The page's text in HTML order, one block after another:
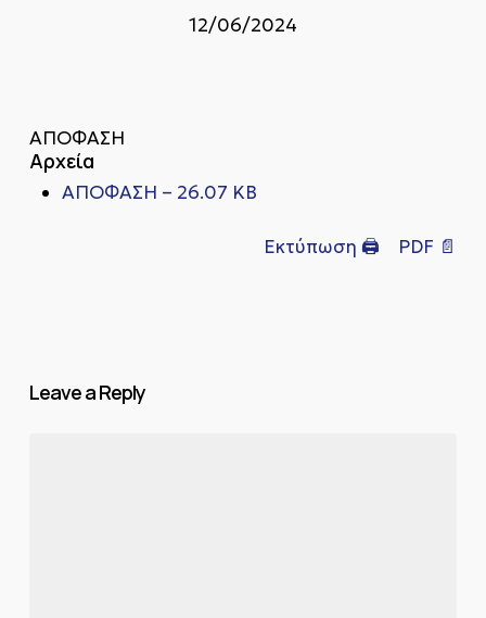
12/06/2024
ΑΠΟΦΑΣΗ
Αρχεία
ΑΠΟΦΑΣΗ – 26.07 KB
Εκτύπωση 🖨 PDF 📄
Leave a Reply